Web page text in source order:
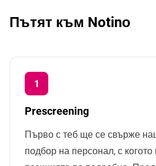
Пътят към Notinо
Prescreening
Първо с теб ще се свърже
подбор на персонал, с